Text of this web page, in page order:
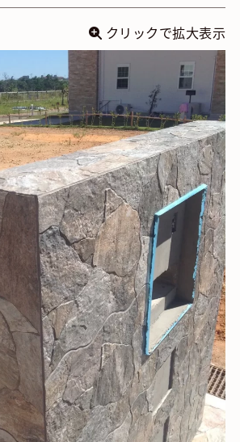
クリックで拡大表示